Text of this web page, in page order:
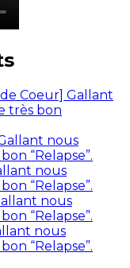
Coeur] Gallant
très bon
nous
“Relapse”.
nous
“Relapse”.
nous
“Relapse”.
nous
“Relapse”.